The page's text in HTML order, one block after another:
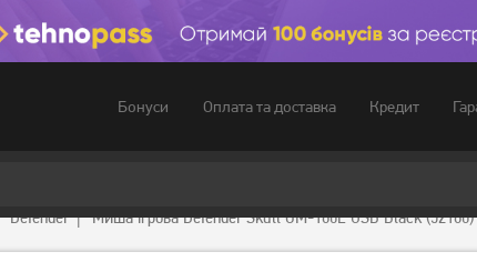
Бонуси Оплата та доставка Кредит
Defender Миша ігрова Defender Skull GM-180L USB Black (52180)